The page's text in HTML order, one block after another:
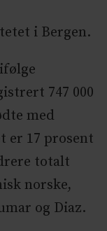
i
som en
for at
mer
integrering
faglig
i Bergen.
747 000
med
er 17 prosent
totalt
norske,
og Diaz.